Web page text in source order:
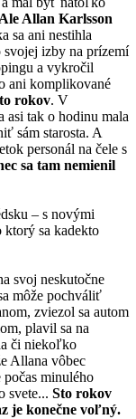
Ale Allan Karlsson
sa ani nestihla
svojej izby na prízemí
a vykročil
ani komplikované
rokov. V
asi tak o hodinu mala
sám starosta. A
personál na čele s
sa tam nemienil
– s novými
sa kadekto
svoj neskutočne
môže pochváliť
zviezol sa autom
plavil sa na
či niekoľko
Allana vôbec
počas minulého
svete... Sto rokov
je konečne voľný.